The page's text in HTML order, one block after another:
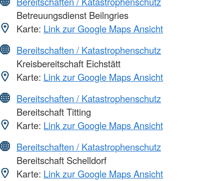
Betreuungsdienst Beilngries
Karte: Link zur Google Maps Ansicht
Bereitschaften / Katastrophenschutz
Kreisbereitschaft Eichstätt
Karte: Link zur Google Maps Ansicht
Bereitschaften / Katastrophenschutz
Bereitschaft Titting
Karte: Link zur Google Maps Ansicht
Bereitschaften / Katastrophenschutz
Bereitschaft Schelldorf
Karte: Link zur Google Maps Ansicht